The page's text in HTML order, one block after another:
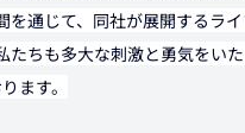
を通じて、同社が展開するラ
たちも多大な刺激と勇気をい
ます。